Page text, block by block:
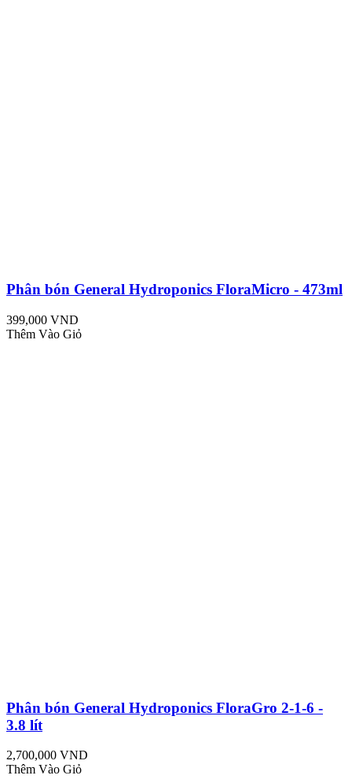
Phân bón General Hydroponics FloraMicro - 473ml
399,000 VND
Thêm Vào Giỏ
Phân bón General Hydroponics FloraGro 2-1-6 -
3.8 lít
2,700,000 VND
Thêm Vào Giỏ